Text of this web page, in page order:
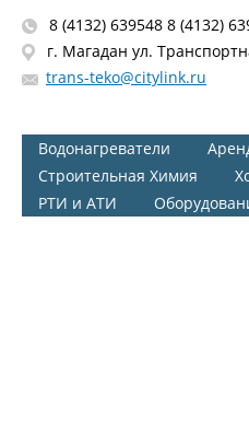
8 (4132) 639548 8 (4132)
г. Магадан ул.
trans-teko@citylink.ru
Водонагреватели
Строительная Химия
РТИ и АТИ